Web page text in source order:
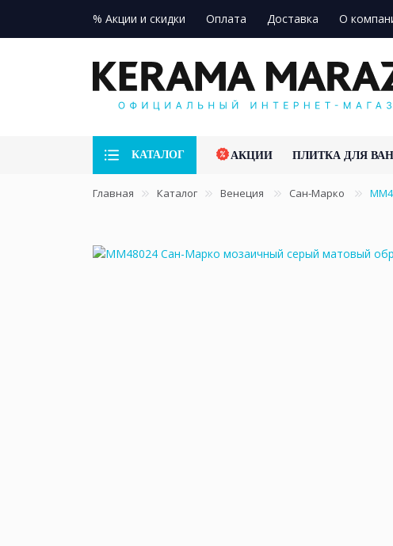
% Акции и скидки Оплата Доставка О
КАТАЛОГ АКЦИИ ПЛИТКА ДЛЯ
Главная Каталог Венеция Сан-Марко